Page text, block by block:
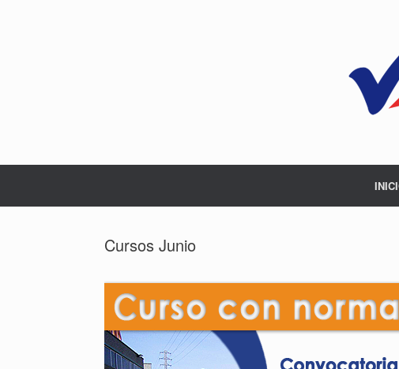
Cursos Junio